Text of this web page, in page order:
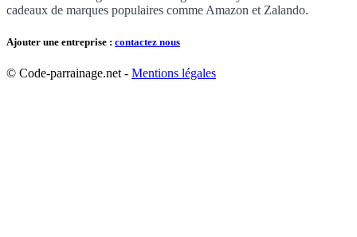
cadeaux de marques populaires comme Amazon et Zalando.
Ajouter une entreprise : contactez nous
© Code-parrainage.net - Mentions légales